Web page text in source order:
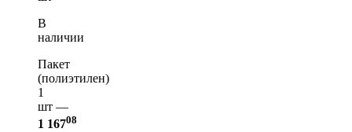
В
наличии
Пакет
(полиэтилен)
1
шт —
1 16708